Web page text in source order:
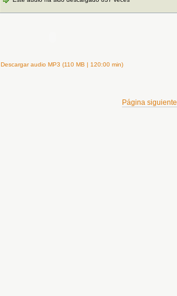
Descargar audio MP3 (110 MB | 120:00 min)
Página siguiente